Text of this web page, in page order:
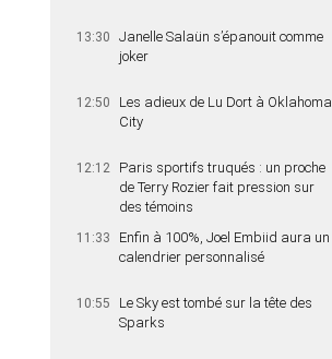
13:30
Janelle Salaün s’épanouit comme
joker
12:50
Les adieux de Lu Dort à Oklahoma
City
12:12
Paris sportifs truqués : un proche
de Terry Rozier fait pression sur
des témoins
11:33
Enfin à 100%, Joel Embiid aura un
calendrier personnalisé
10:55
Le Sky est tombé sur la tête des
Sparks